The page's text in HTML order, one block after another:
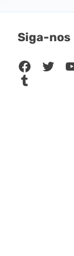
Siga-nos
Facebook Twitter Youtube
Tumblr